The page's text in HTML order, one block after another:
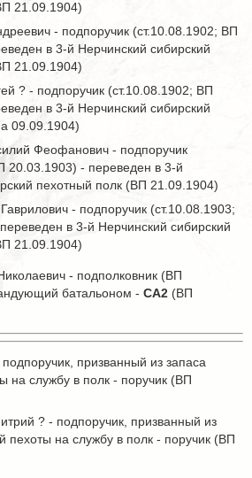
21.09.1904)
- подпоручик (ст.10.08.1902; ВП
в 3-й Нерчинский сибирский
21.09.1904)
? - подпоручик (ст.10.08.1902; ВП
в 3-й Нерчинский сибирский
09.09.1904)
Феофанович - подпоручик
20.03.1903) - переведен в 3-й
пехотный полк (ВП 21.09.1904)
- подпоручик (ст.10.08.1903;
в 3-й Нерчинский сибирский
21.09.1904)
- подполковник (ВП
батальоном - СА2 (ВП
призванный из запаса
на службу в полк - поручик (ВП
? - подпоручик, призванный из
пехоты на службу в полк - поручик (ВП